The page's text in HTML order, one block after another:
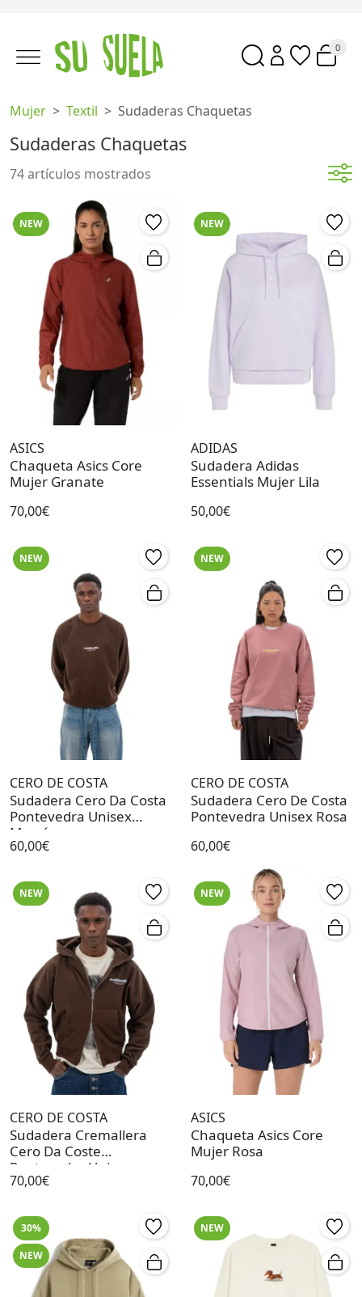
0
Mujer Textil Sudaderas Chaquetas
Sudaderas Chaquetas
74 artículos mostrados
NEW
ASICS
Chaqueta Asics Core
Mujer Granate
70,00€
NEW
ADIDAS
Sudadera Adidas
Essentials Mujer Lila
50,00€
NEW
CERO DE COSTA
Sudadera Cero Da Costa
Pontevedra Unisex
Marrón
60,00€
NEW
CERO DE COSTA
Sudadera Cero De Costa
Pontevedra Unisex Rosa
60,00€
NEW
CERO DE COSTA
Sudadera Cremallera
Cero Da Coste
Pontevedra Unisex
Marrón
70,00€
NEW
ASICS
Chaqueta Asics Core
Mujer Rosa
70,00€
30%
NEW
NEW